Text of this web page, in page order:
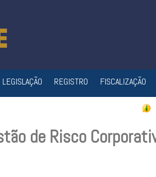
LEGISLAÇÃO REGISTRO FISCALIZAÇÃO
de Risco